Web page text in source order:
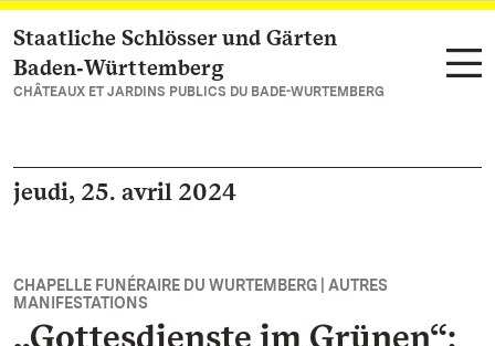
Vers la page d’accueil
Staatliche Schlösser und Gärten
Baden‑Württemberg
CHÂTEAUX ET JARDINS PUBLICS DU BADE-WURTEMBERG
jeudi, 25. avril 2024
CHAPELLE FUNÉRAIRE DU WURTEMBERG | AUTRES
MANIFESTATIONS
„Gottesdienste im Grünen“: